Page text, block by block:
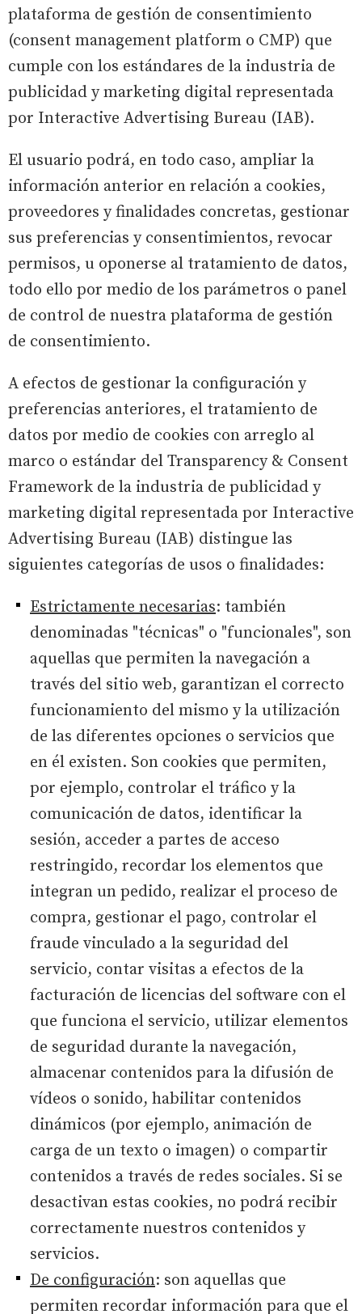
plataforma de gestión de consentimiento
(consent management platform o CMP) que
cumple con los estándares de la industria de
publicidad y marketing digital representada
por Interactive Advertising Bureau (IAB).
El usuario podrá, en todo caso, ampliar la
información anterior en relación a cookies,
proveedores y finalidades concretas, gestionar
sus preferencias y consentimientos, revocar
permisos, u oponerse al tratamiento de datos,
todo ello por medio de los parámetros o panel
de control de nuestra plataforma de gestión
de consentimiento.
A efectos de gestionar la configuración y
preferencias anteriores, el tratamiento de
datos por medio de cookies con arreglo al
marco o estándar del Transparency & Consent
Framework de la industria de publicidad y
marketing digital representada por Interactive
Advertising Bureau (IAB) distingue las
siguientes categorías de usos o finalidades:
Estrictamente necesarias: también
denominadas "técnicas" o "funcionales", son
aquellas que permiten la navegación a
través del sitio web, garantizan el correcto
funcionamiento del mismo y la utilización
de las diferentes opciones o servicios que
en él existen. Son cookies que permiten,
por ejemplo, controlar el tráfico y la
comunicación de datos, identificar la
sesión, acceder a partes de acceso
restringido, recordar los elementos que
integran un pedido, realizar el proceso de
compra, gestionar el pago, controlar el
fraude vinculado a la seguridad del
servicio, contar visitas a efectos de la
facturación de licencias del software con el
que funciona el servicio, utilizar elementos
de seguridad durante la navegación,
almacenar contenidos para la difusión de
vídeos o sonido, habilitar contenidos
dinámicos (por ejemplo, animación de
carga de un texto o imagen) o compartir
contenidos a través de redes sociales. Si se
desactivan estas cookies, no podrá recibir
correctamente nuestros contenidos y
servicios.
De configuración: son aquellas que
permiten recordar información para que el